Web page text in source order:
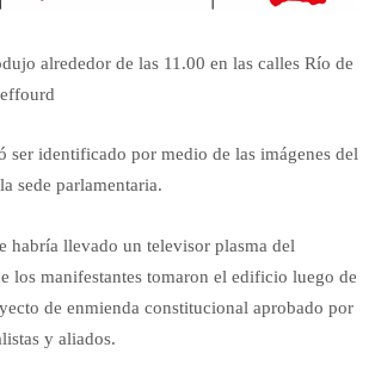
alrededor de las 11.00 en las calles Río de
ser identificado por medio de las imágenes del
sede parlamentaria.
habría llevado un televisor plasma del
los manifestantes tomaron el edificio luego de
de enmienda constitucional aprobado por
y aliados.